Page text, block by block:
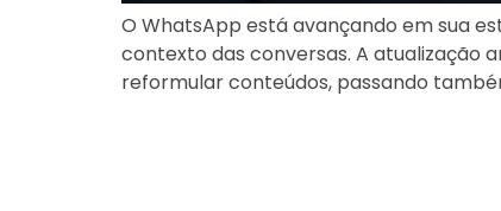
O WhatsApp está avançando em sua
contexto das conversas. A atualização
reformular conteúdos, passando